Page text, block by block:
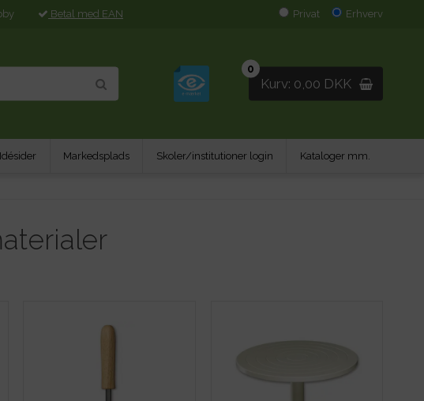
Betal med EAN
0
Kurv: 0,00 DKK
Privat Erhverv
Markedsplads Skoler/institutioner login Kataloger mm.